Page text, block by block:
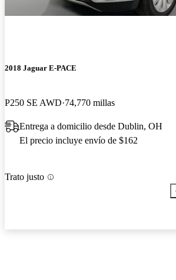
2018 Jaguar E-PACE
P250 SE AWD 74,770 millas
Entrega a domicilio desde Dublin, OH
El precio incluye envío de $162
Trato justo